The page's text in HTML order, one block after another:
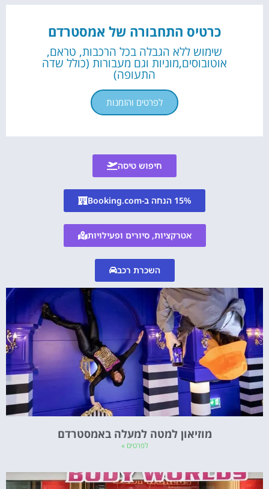
כרטיס התחבורה של אמסטרדם
שימוש ללא הגבלה בכל הרכבות, טראם,
אוטובוסים,מוניות וגם מעבורות (כולל שדה
התעופה)
לפרטים והזמנות
חיפוש טיסה
15% הנחה ב-Booking.com
אטרקציות, סיורים ופעילויות
השכרת רכב
מוזיאון למטה למעלה באמסטרדם
לפרטים »